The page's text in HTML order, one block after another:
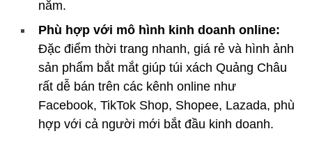
năm.
Phù hợp với mô hình kinh doanh online:
Đặc điểm thời trang nhanh, giá rẻ và hình ảnh
sản phẩm bắt mắt giúp túi xách Quảng Châu
rất dễ bán trên các kênh online như
Facebook, TikTok Shop, Shopee, Lazada, phù
hợp với cả người mới bắt đầu kinh doanh.